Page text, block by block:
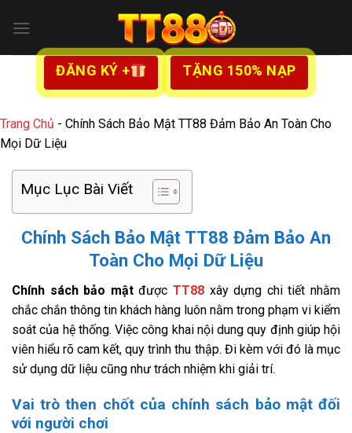
qua
ĐĂNG KÝ + TẶNG 150% NẠP
Trang Chủ - Chính Sách Bảo Mật TT88 Đảm Bảo An Toàn Cho
Mọi Dữ Liệu
Mục Lục Bài Viết
Chính Sách Bảo Mật TT88 Đảm Bảo An
Toàn Cho Mọi Dữ Liệu
Chính sách bảo mậtđượcTT88 xây dựng chi tiết nhằm
chắc chắn thông tin khách hàng luôn nằm trong phạm vi kiểm
soát của hệ thống. Việc công khai nội dung quy định giúp hội
viên hiểu rõ cam kết, quy trình thu thập. Đi kèm với đó là mục
sử dụng dữ liệu cũng như trách nhiệm khi giải trí.
Vai trò then chốt của chính sách bảo mật đối
với người chơi